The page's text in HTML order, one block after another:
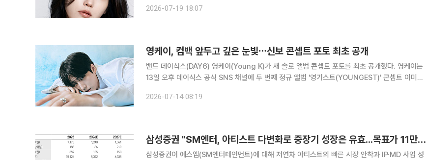
16일 자신의 생일에도 3억 원을 기부하며 선한 영향력에 앞장
2026-07-19 18:07
영케이, 컴백 앞두고 깊은 눈빛⋯신보 콘셉트 포토 최초 공개
밴드 데이식스(DAY6) 영케이(Young K)가 새 솔로 앨범 콘셉트 포토를 최초 공개했다. 영케이는
13일 오후 데이식스 공식 SNS 채널에 두 번째 정규 앨범 '영기스트(YOUNGEST)' 콘셉트 이미지
(Shut The Door)' 발매에 앞
2026-07-14 08:19
삼성증권 "SM엔터, 아티스트 다변화로 중장기 성장은 유효...목표가 11만4000원 ↓"
삼성증권이 에스엠(SM엔터테인먼트)에 대해 저연차 아티스트의 빠른 시장 안착과 IP·MD 사업 성